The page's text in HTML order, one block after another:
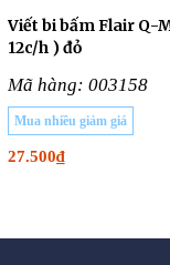
Viết bi bấm Flair Q-
12c/h ) đỏ
Mã hàng: 003158
Mua nhiều giảm giá
27.500₫